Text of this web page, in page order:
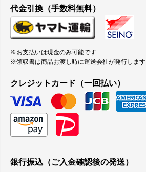
代金引換（手数料無料）
※お支払いは現金のみ可能です
※領収書は商品お渡し時に運送会社が発行します
クレジットカード（一回払い）
銀行振込（ご入金確認後の発送）